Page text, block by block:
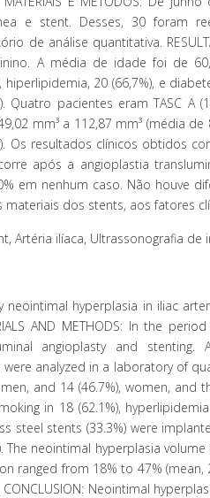
e stent. Desses, 30 foram
de análise quantitativa.
A média de idade foi de
hiperlipidemia, 20 (66,7%), e
Quatro pacientes eram TASC A
mm³ a 112,87 mm³ (média
Os resultados clínicos obtidos
após a angioplastia
em nenhum caso. Não houve
dos stents, aos fatores
Artéria ilíaca, Ultrassonografia de
neointimal hyperplasia in iliac
AND METHODS: In the
angioplasty and
analyzed in a laboratory of
and 14 (46.7%), women,
in 18 (62.1%),
steel stents (33.3%) were
The neointimal hyperplasia
ranged from 18% to 47% (mean,
Neointimal